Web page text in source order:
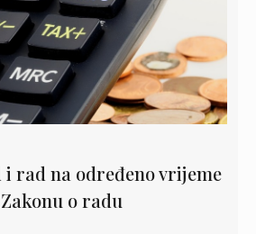
rad na određeno vrijeme
o radu